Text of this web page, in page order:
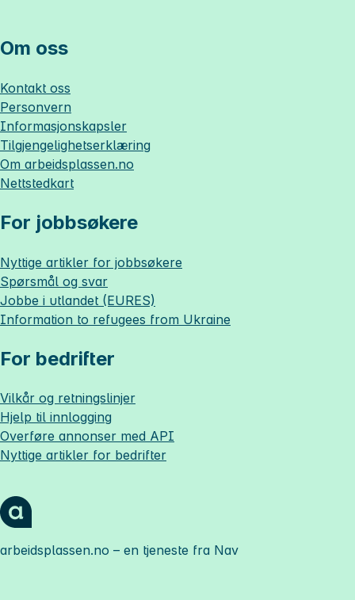
Om oss
Kontakt oss
Personvern
Informasjonskapsler
Tilgjengelighetserklæring
Om arbeidsplassen.no
Nettstedkart
For jobbsøkere
Nyttige artikler for jobbsøkere
Spørsmål og svar
Jobbe i utlandet (EURES)
Information to refugees from Ukraine
For bedrifter
Vilkår og retningslinjer
Hjelp til innlogging
Overføre annonser med API
Nyttige artikler for bedrifter
arbeidsplassen.no – en tjeneste fra Nav